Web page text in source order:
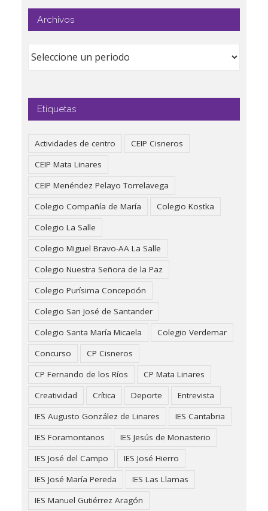
Archivos
Etiquetas
Actividades de centro
CEIP Cisneros
CEIP Mata Linares
CEIP Menéndez Pelayo Torrelavega
Colegio Compañía de María
Colegio Kostka
Colegio La Salle
Colegio Miguel Bravo-AA La Salle
Colegio Nuestra Señora de la Paz
Colegio Purísima Concepción
Colegio San José de Santander
Colegio Santa María Micaela
Colegio Verdemar
Concurso
CP Cisneros
CP Fernando de los Ríos
CP Mata Linares
Creatividad
Crítica Deporte
Entrevista
IES Augusto González de Linares
IES Cantabria
IES Foramontanos
IES Jesús de Monasterio
IES José del Campo
IES José Hierro
IES José María Pereda
IES Las Llamas
IES Manuel Gutiérrez Aragón